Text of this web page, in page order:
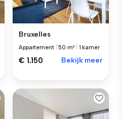
Bruxelles
Appartement |50 m² 1 kamer
€ 1.150 Bekijk meer